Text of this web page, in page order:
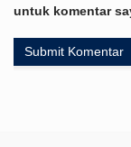
untuk komentar